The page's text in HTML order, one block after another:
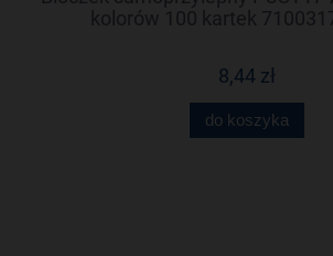
kolorów 100 kartek
8,44 zł
do koszyka